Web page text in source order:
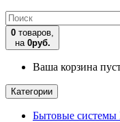
0 товаров,
на 0руб.
Ваша корзина
Категории
Бытовые системы